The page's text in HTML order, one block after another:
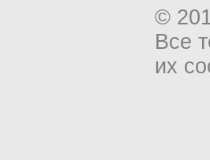
©
Все
их